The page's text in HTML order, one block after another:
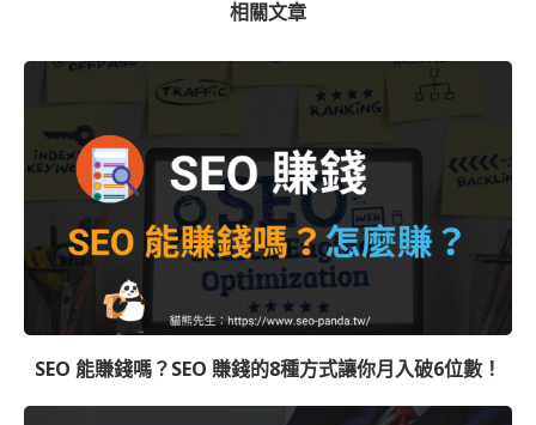
相關文章
SEO 能賺錢嗎？SEO 賺錢的8種方式讓你月入破6位數！